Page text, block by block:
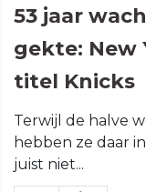
53 jaar
gekte: New
titel Knicks
Terwijl de halve
hebben ze daar
juist niet...